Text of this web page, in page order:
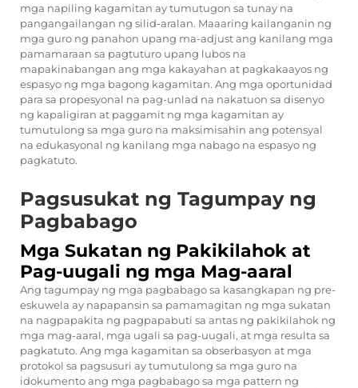
mga napiling kagamitan ay tumutugon sa tunay na
pangangailangan ng silid-aralan. Maaaring kailanganin ng
mga guro ng panahon upang ma-adjust ang kanilang mga
pamamaraan sa pagtuturo upang lubos na
mapakinabangan ang mga kakayahan at pagkakaayos ng
espasyo ng mga bagong kagamitan. Ang mga oportunidad
para sa propesyonal na pag-unlad na nakatuon sa disenyo
ng kapaligiran at paggamit ng mga kagamitan ay
tumutulong sa mga guro na maksimisahin ang potensyal
na edukasyonal ng kanilang mga nabago na espasyo ng
pagkatuto.
Pagsusukat ng Tagumpay ng
Pagbabago
Mga Sukatan ng Pakikilahok at
Pag-uugali ng mga Mag-aaral
Ang tagumpay ng mga pagbabago sa kasangkapan ng pre-
eskuwela ay napapansin sa pamamagitan ng mga sukatan
na nagpapakita ng pagpapabuti sa antas ng pakikilahok ng
mga mag-aaral, mga ugali sa pag-uugali, at mga resulta sa
pagkatuto. Ang mga kagamitan sa obserbasyon at mga
protokol sa pagsusuri ay tumutulong sa mga guro na
idokumento ang mga pagbabago sa mga pattern ng